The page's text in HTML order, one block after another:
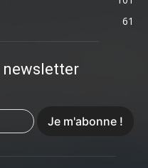
61
newsletter